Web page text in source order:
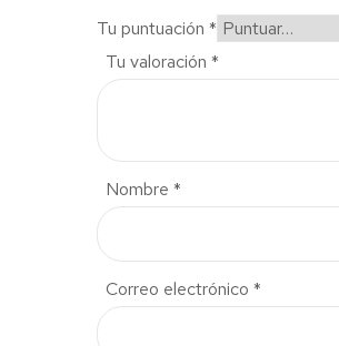
Tu puntuación *
Tu valoración *
Nombre *
Correo electrónico *